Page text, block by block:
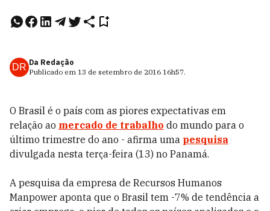
DR Da Redação
Publicado em 13 de setembro de 2016 16h57.
O Brasil é o país com as piores expectativas em
relação ao mercado de trabalho do mundo para o
último trimestre do ano - afirma uma pesquisa
divulgada nesta terça-feira (13) no Panamá.
A pesquisa da empresa de Recursos Humanos
Manpower aponta que o Brasil tem -7% de tendência a